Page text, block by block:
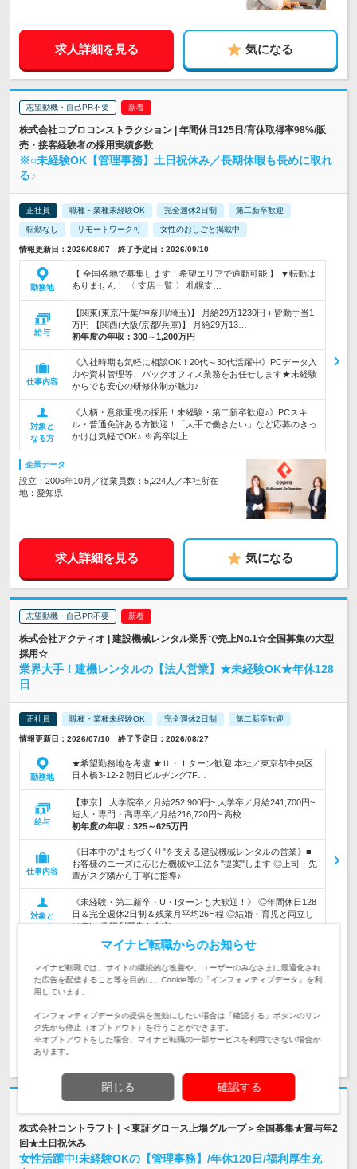
求人詳細を見る 気になる
志望動機・自己PR不要
株式会社コプロコンストラクション | 年間休日125日/育休取得率98%/販
売・接客経験者の採用実績多数
※○未経験OK【管理事務】土日祝休み／長期休暇も長めに取れ
る♪
正社員 職種・業種未経験OK 完全週休2日制 第二新卒歓迎
転勤なし リモートワーク可 女性のおしごと掲載中
情報更新日：2026/08/07 終了予定日：2026/09/10
勤務地
【 全国各地で募集します！希望エリアで通勤可能 】 ▼転勤は
ありません！ 〈 支店一覧 〉 札幌支…
給与
【関東(東京/千葉/神奈川/埼玉)】 月給29万1230円＋皆勤手当1
万円 【関西(大阪/京都/兵庫)】 月給29万13…
初年度の年収： 300～1,200万円
仕事内容
《入社時期も気軽に相談OK！20代～30代活躍中》PCデータ入
力や資材管理等、バックオフィス業務をお任せします★未経験
からでも安心の研修体制が魅力♪
対象と
なる方
《人柄・意欲重視の採用！未経験・第二新卒歓迎♪》PCスキ
ル・普通免許ある方歓迎！「大手で働きたい」など応募のきっ
かけは気軽でOK♪ ※高卒以上
企業データ
設立：2006年10月／従業員数：5,224人／本社所在
地：愛知県
求人詳細を見る 気になる
志望動機・自己PR不要
株式会社アクティオ | 建設機械レンタル業界で売上No.1☆全国募集の大型
採用☆
業界大手！建機レンタルの【法人営業】★未経験OK★年休128
日
正社員 職種・業種未経験OK 完全週休2日制 第二新卒歓迎
情報更新日：2026/07/10 終了予定日：2026/08/27
勤務地
★希望勤務地を考慮 ★Ｕ・Ｉターン歓迎 本社／東京都中央区
日本橋3-12-2 朝日ビルヂング7F…
給与
【東京】 大学院卒／月給252,900円~ 大学卒／月給241,700円~
短大・専門・高専卒／月給216,720円~ 高校…
初年度の年収： 325～625万円
仕事内容
《日本中の"まちづくり"を支える建設機械レンタルの営業》■
お客様のニーズに応じた機械や工法を"提案"します ◎上司・先
輩がスグ隣から丁寧に指導♪
対象と
《未経験・第二新卒・U・Iターンも大歓迎！》 ◎年間休日128
日＆完全週休2日制＆残業月平均26H程 ◎結婚・育児と両立し
やすい ◎福利厚生も充実
設立：1967年1月／従業員数：10,345人／本社所在
地：東京都
求人詳細を見る 気になる
株式会社コントラフト | ＜東証グロース上場グループ＞全国募集★賞与年2
回★土日祝休み
女性活躍中!未経験OKの【管理事務】/年休120日/福利厚生充
マイナビ転職からのお知らせ
マイナビ転職では、サイトの継続的な改善や、ユーザーのみなさまに最適化され
た広告を配信すること等を目的に、Cookie等の「インフォマティブデータ」を利
用しています。
インフォマティブデータの提供を無効にしたい場合は「確認する」ボタンのリン
ク先から停止（オプトアウト）を行うことができます。
※オプトアウトをした場合、マイナビ転職の一部サービスを利用できない場合が
あります。
閉じる 確認する